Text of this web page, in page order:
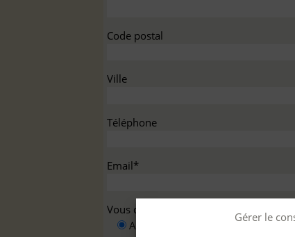
Gérer le
Code postal
Ville
Téléphone
Email*
Vous demandez ce devis :
A titre personnel
Pour